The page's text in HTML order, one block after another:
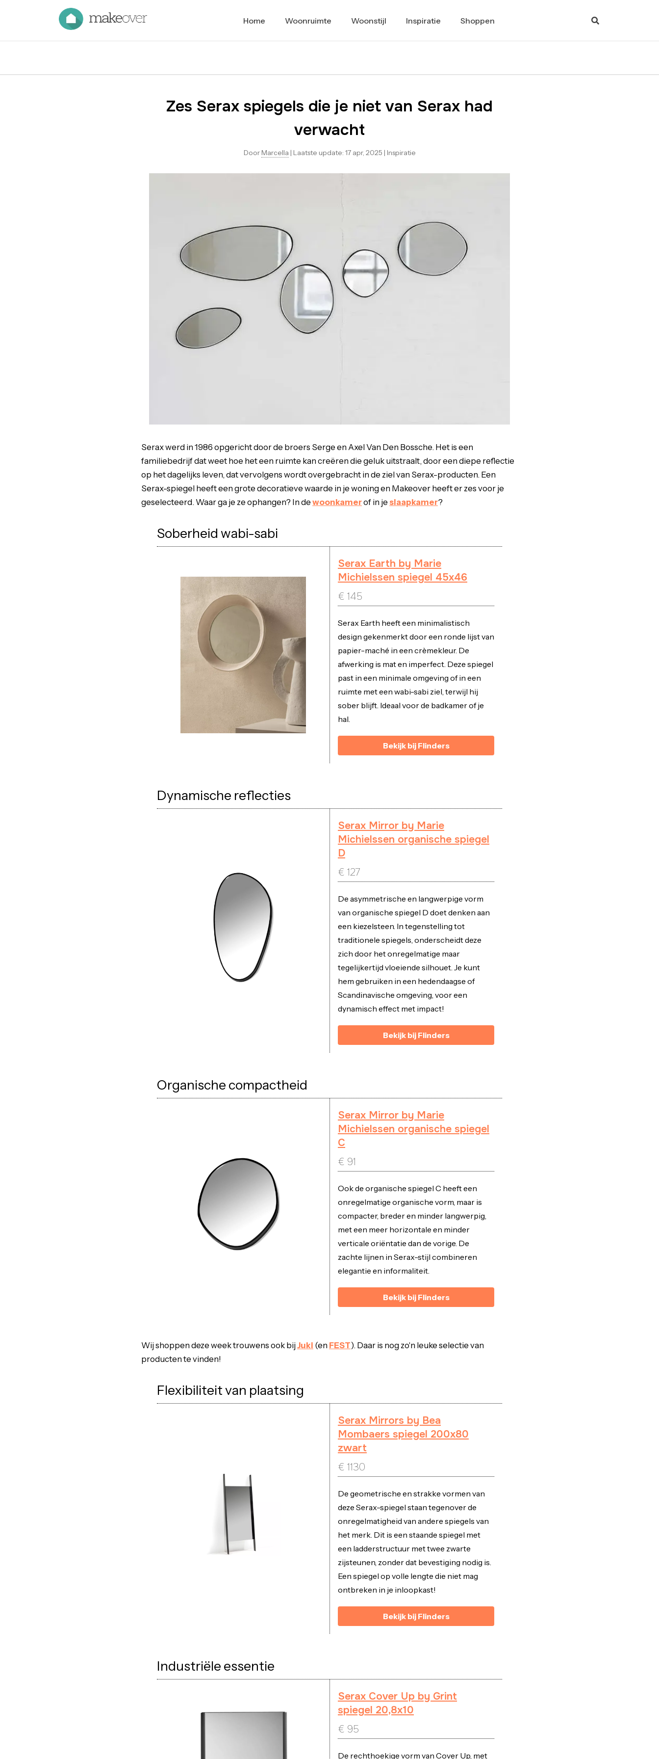
Home Woonruimte Woonstijl Inspiratie Shoppen
Zes Serax spiegels die je niet van Serax had
verwacht
Door Marcella | Laatste update: 17 apr, 2025 | Inspiratie
Serax werd in 1986 opgericht door de broers Serge en Axel Van Den Bossche. Het is een
familiebedrijf dat weet hoe het een ruimte kan creëren die geluk uitstraalt, door een diepe reflectie
op het dagelijks leven, dat vervolgens wordt overgebracht in de ziel van Serax-producten. Een
Serax-spiegel heeft een grote decoratieve waarde in je woning en Makeover heeft er zes voor je
geselecteerd. Waar ga je ze ophangen? In de woonkamerof in je slaapkamer?
Soberheid wabi-sabi
Serax Earth by Marie
Michielssen spiegel 45x46
€ 145
Serax Earth heeft een minimalistisch
design gekenmerkt door een ronde lijst van
papier-maché in een crèmekleur. De
afwerking is mat en imperfect. Deze spiegel
past in een minimale omgeving of in een
ruimte met een wabi-sabi ziel, terwijl hij
sober blijft. Ideaal voor de badkamer of je
hal.
Bekijk bij Flinders
Dynamische reflecties
Serax Mirror by Marie
Michielssen organische spiegel
D
€ 127
De asymmetrische en langwerpige vorm
van organische spiegel D doet denken aan
een kiezelsteen. In tegenstelling tot
traditionele spiegels, onderscheidt deze
zich door het onregelmatige maar
tegelijkertijd vloeiende silhouet. Je kunt
hem gebruiken in een hedendaagse of
Scandinavische omgeving, voor een
dynamisch effect met impact!
Bekijk bij Flinders
Organische compactheid
Serax Mirror by Marie
Michielssen organische spiegel
C
€ 91
Ook de organische spiegel C heeft een
onregelmatige organische vorm, maar is
compacter, breder en minder langwerpig,
met een meer horizontale en minder
verticale oriëntatie dan de vorige. De
zachte lijnen in Serax-stijl combineren
elegantie en informaliteit.
Bekijk bij Flinders
Wij shoppen deze week trouwens ook bijJuki (en FEST). Daar is nog zo'n leuke selectie van
producten te vinden!
Flexibiliteit van plaatsing
Serax Mirrors by Bea
Mombaers spiegel 200x80
zwart
€ 1130
De geometrische en strakke vormen van
deze Serax-spiegel staan tegenover de
onregelmatigheid van andere spiegels van
het merk. Dit is een staande spiegel met
een ladderstructuur met twee zwarte
zijsteunen, zonder dat bevestiging nodig is.
Een spiegel op volle lengte die niet mag
ontbreken in je inloopkast!
Bekijk bij Flinders
Industriële essentie
Serax Cover Up by Grint
spiegel 20,8x10
€ 95
De rechthoekige vorm van Cover Up, met